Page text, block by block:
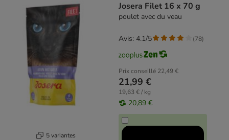
5 variantes
Josera Filet 16 x 70 g
poulet avec du veau
Prix conseillé 22,49 €
21,99 €
19,63 € / kg
20,89 €
Avis: 4.1/5 (78)